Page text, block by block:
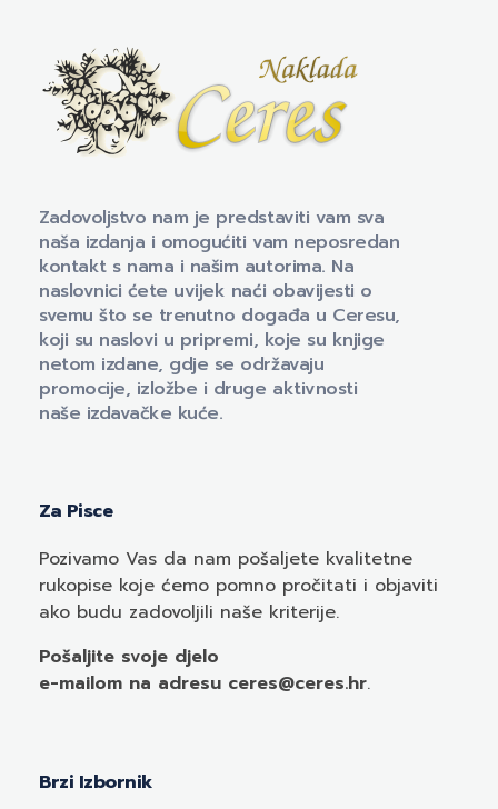
Zadovoljstvo nam je predstaviti vam sva
naša izdanja i omogućiti vam neposredan
kontakt s nama i našim autorima. Na
naslovnici ćete uvijek naći obavijesti o
svemu što se trenutno događa u Ceresu,
koji su naslovi u pripremi, koje su knjige
netom izdane, gdje se održavaju
promocije, izložbe i druge aktivnosti
naše izdavačke kuće.
Za Pisce
Pozivamo Vas da nam pošaljete kvalitetne
rukopise koje ćemo pomno pročitati i objaviti
ako budu zadovoljili naše kriterije.
Pošaljite svoje djelo
e-mailom na adresu ceres@ceres.hr.
Brzi Izbornik